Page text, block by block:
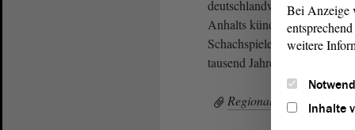
deutschlandweit vonder
Anhalts künden. In
Schachspielens von
tausend Jahren schon.
Regionalfenster
Bei Anzeige
weitere
Inhalte